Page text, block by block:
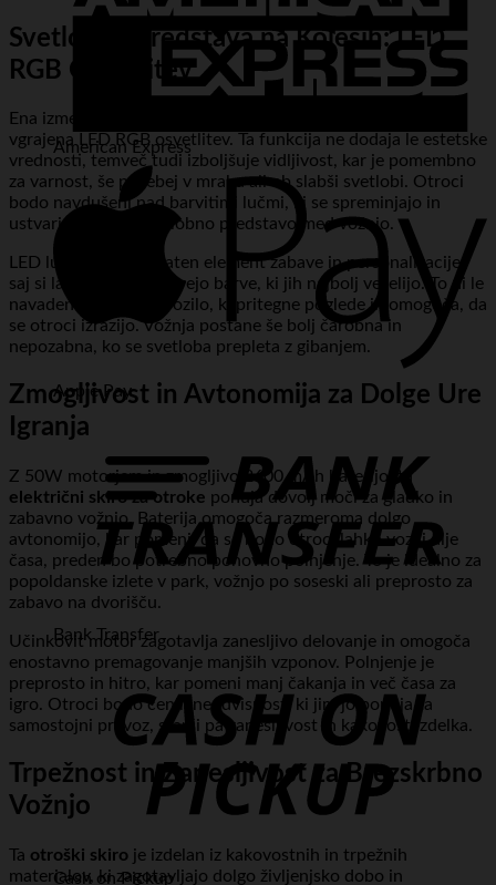
American Express
Apple Pay
Bank Transfer
Cash on Pickup
Svetlobna Predstava na Kolesih: LED
RGB Osvetlitev
Ena izmed najbolj vznemirljivih lastnosti tega skiroja je
vgrajena LED RGB osvetlitev. Ta funkcija ne dodaja le estetske
vrednosti, temveč tudi izboljšuje vidljivost, kar je pomembno
za varnost, še posebej v mraku ali ob slabši svetlobi. Otroci
bodo navdušeni nad barvitimi lučmi, ki se spreminjajo in
ustvarjajo pravo svetlobno predstavo med vožnjo.
LED luči dodajo dodaten element zabave in personalizacije,
saj si lahko otroci izberejo barve, ki jih najbolj veselijo. To ni le
navaden skiro; to je vozilo, ki pritegne poglede in omogoča, da
se otroci izrazijo. Vožnja postane še bolj čarobna in
nepozabna, ko se svetloba prepleta z gibanjem.
Zmogljivost in Avtonomija za Dolge Ure
Igranja
Z 50W motorjem in zmogljivo 2600 mAh baterijo, ta
električni skiro za otroke ponuja dovolj moči za gladko in
zabavno vožnjo. Baterija omogoča razmeroma dolgo
avtonomijo, kar pomeni, da se bodo otroci lahko vozili dlje
časa, preden bo potrebno ponovno polnjenje. To je idealno za
popoldanske izlete v park, vožnjo po soseski ali preprosto za
zabavo na dvorišču.
Učinkovit motor zagotavlja zanesljivo delovanje in omogoča
enostavno premagovanje manjših vzponov. Polnjenje je
preprosto in hitro, kar pomeni manj čakanja in več časa za
igro. Otroci bodo cenili neodvisnost, ki jim jo ponuja ta
samostojni prevoz, starši pa zanesljivost in kakovost izdelka.
Trpežnost in Zanesljivost za Brezskrbno
Vožnjo
Ta otroški skiro je izdelan iz kakovostnih in trpežnih
materialov, ki zagotavljajo dolgo življenjsko dobo in